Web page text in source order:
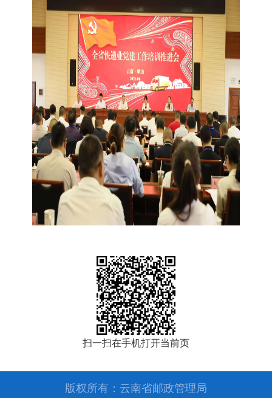
扫一扫在手机打开当前页
版权所有：云南省邮政管理局